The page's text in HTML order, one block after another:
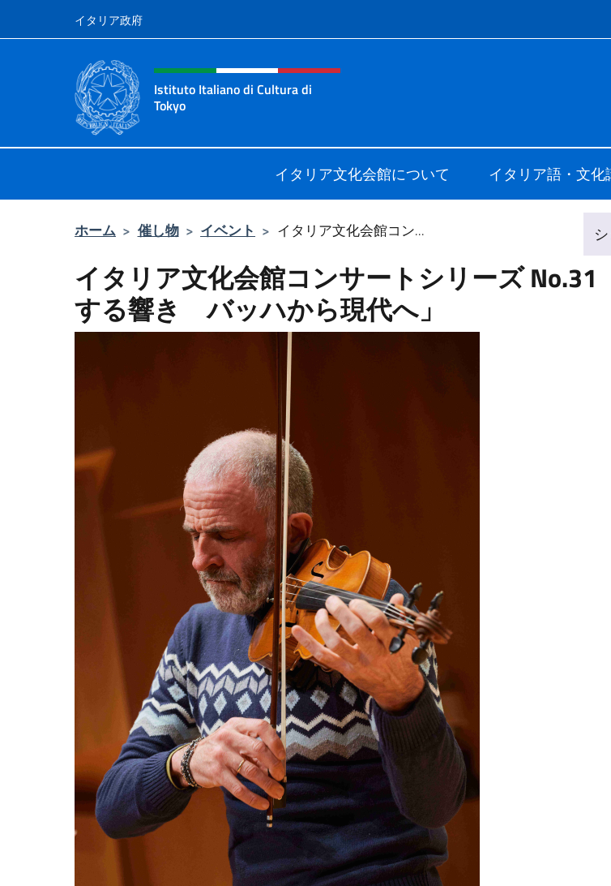
コンテンツへスキップ
イタリア政府
Header, social and menu of site
Istituto Italiano di Cultura di
Tokyo
イタリア文化会館について イタリア語・文化
ホーム > 催し物 > イベント > イタリア文化会館コン...
イタリア文化会館コンサートシリーズ No.31
する響き バッハから現代へ」